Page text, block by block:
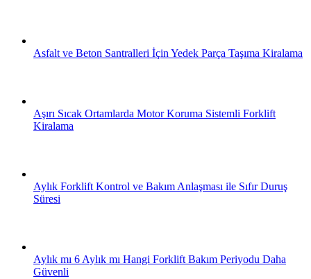
Asfalt ve Beton Santralleri İçin Yedek Parça Taşıma Kiralama
Aşırı Sıcak Ortamlarda Motor Koruma Sistemli Forklift
Kiralama
Aylık Forklift Kontrol ve Bakım Anlaşması ile Sıfır Duruş
Süresi
Aylık mı 6 Aylık mı Hangi Forklift Bakım Periyodu Daha
Güvenli